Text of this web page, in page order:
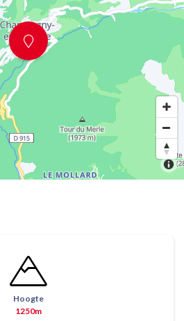
Hoogte
1250m